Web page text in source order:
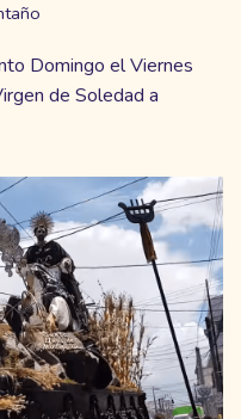
Domingo el Viernes
de Soledad a